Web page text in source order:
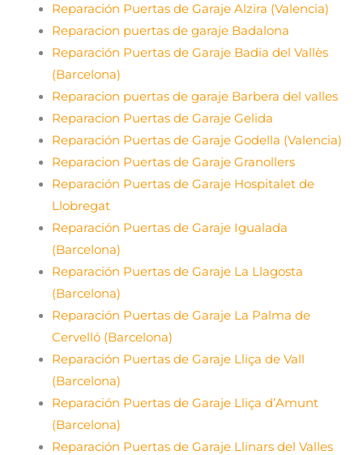
Reparación Puertas de Garaje Alzira (Valencia)
Reparacion puertas de garaje Badalona
Reparación Puertas de Garaje Badia del Vallès
(Barcelona)
Reparacion puertas de garaje Barbera del valles
Reparacion Puertas de Garaje Gelida
Reparación Puertas de Garaje Godella (Valencia)
Reparacion Puertas de Garaje Granollers
Reparación Puertas de Garaje Hospitalet de
Llobregat
Reparación Puertas de Garaje Igualada
(Barcelona)
Reparación Puertas de Garaje La Llagosta
(Barcelona)
Reparación Puertas de Garaje La Palma de
Cervelló (Barcelona)
Reparación Puertas de Garaje Lliça de Vall
(Barcelona)
Reparación Puertas de Garaje Lliça d’Amunt
(Barcelona)
Reparación Puertas de Garaje Llinars del Valles